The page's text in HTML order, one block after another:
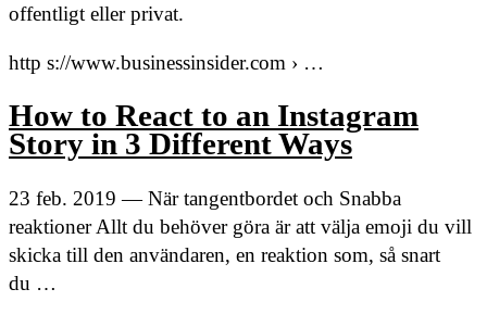
offentligt eller privat.
http s://www.businessinsider.com › …
How to React to an Instagram
Story in 3 Different Ways
23 feb. 2019 — När tangentbordet och Snabba
reaktioner Allt du behöver göra är att välja emoji du vill
skicka till den användaren, en reaktion som, så snart
du …